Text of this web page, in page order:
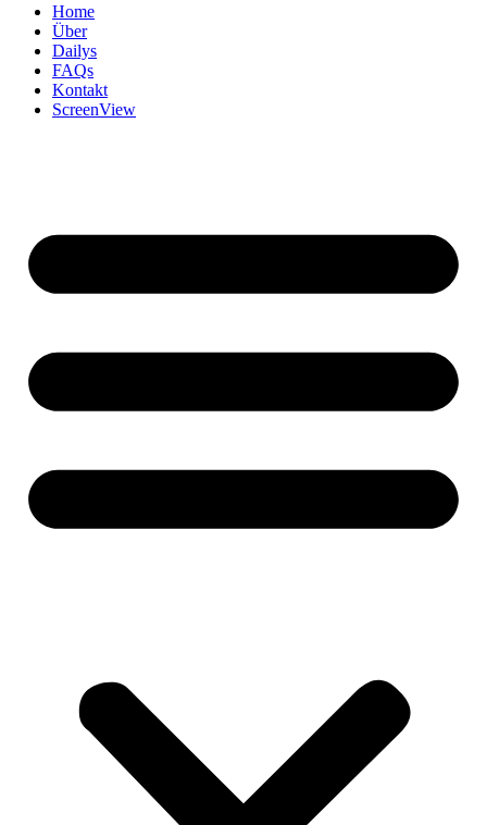
Home
Über
Dailys
FAQs
Kontakt
ScreenView